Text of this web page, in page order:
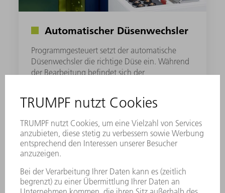
Automatischer Düsenwechsler
Programmgesteuert setzt der automatische
Düsenwechsler die richtige Düse ein. Während
der Bearbeitung befindet sich der